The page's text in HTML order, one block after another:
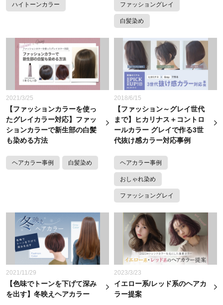
ハイトーンカラー ファッショングレイ
白髪染め
2021/3/25
【ファッションカラーを使っ
たグレイカラー対応】ファッ
ションカラーで新生部の白髪
も染める方法
ヘアカラー事例 白髪染め
2018/6/15
【ファッション～グレイ世代
まで】ヒカリナス＋コントロ
ールカラー グレイで作る3世
代抜け感カラー対応事例
ヘアカラー事例
おしゃれ染め
ファッショングレイ
2021/11/29
【色味でトーンを下げて深み
を出す】冬映えヘアカラー
2023/3/23
イエロー系/レッド系のヘアカ
ラー提案